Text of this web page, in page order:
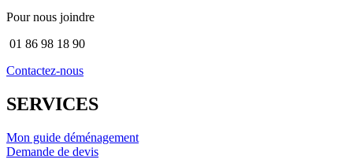
Pour nous joindre
01 86 98 18 90
Contactez-nous
SERVICES
Mon guide déménagement
Demande de devis